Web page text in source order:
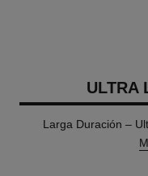
ULTRA
Larga Duración –